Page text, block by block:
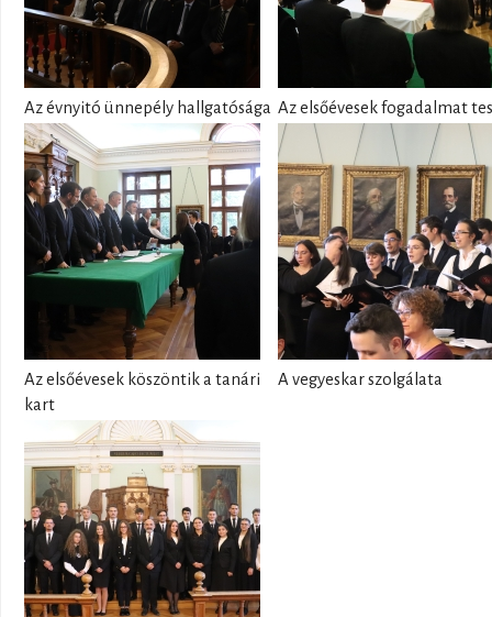
Az évnyitó ünnepély hallgatósága Az elsőévesek fogadalmat
Az elsőévesek köszöntik a tanári
kart
A vegyeskar szolgálata